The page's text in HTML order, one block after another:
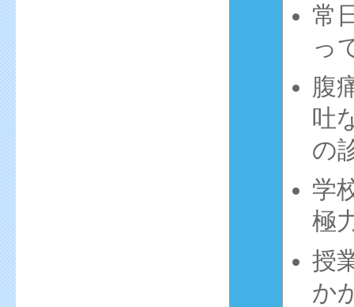
常
っ
腹
吐
の
学
極
授
か